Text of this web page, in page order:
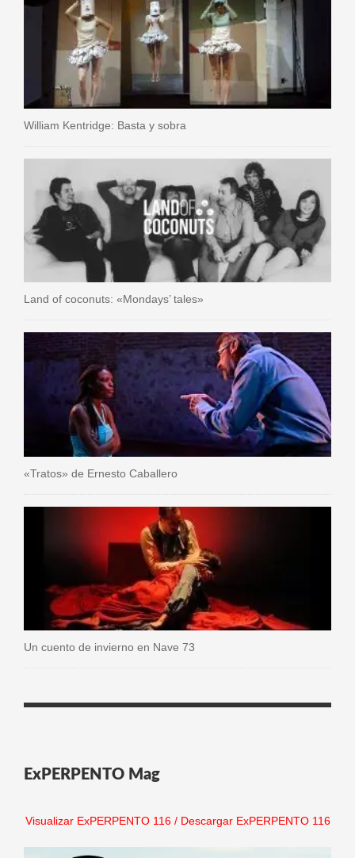
William Kentridge: Basta y sobra
Land of coconuts: «Mondays’ tales»
«Tratos» de Ernesto Caballero
Un cuento de invierno en Nave 73
ExPERPENTO Mag
Visualizar ExPERPENTO 116/ Descargar ExPERPENTO 116